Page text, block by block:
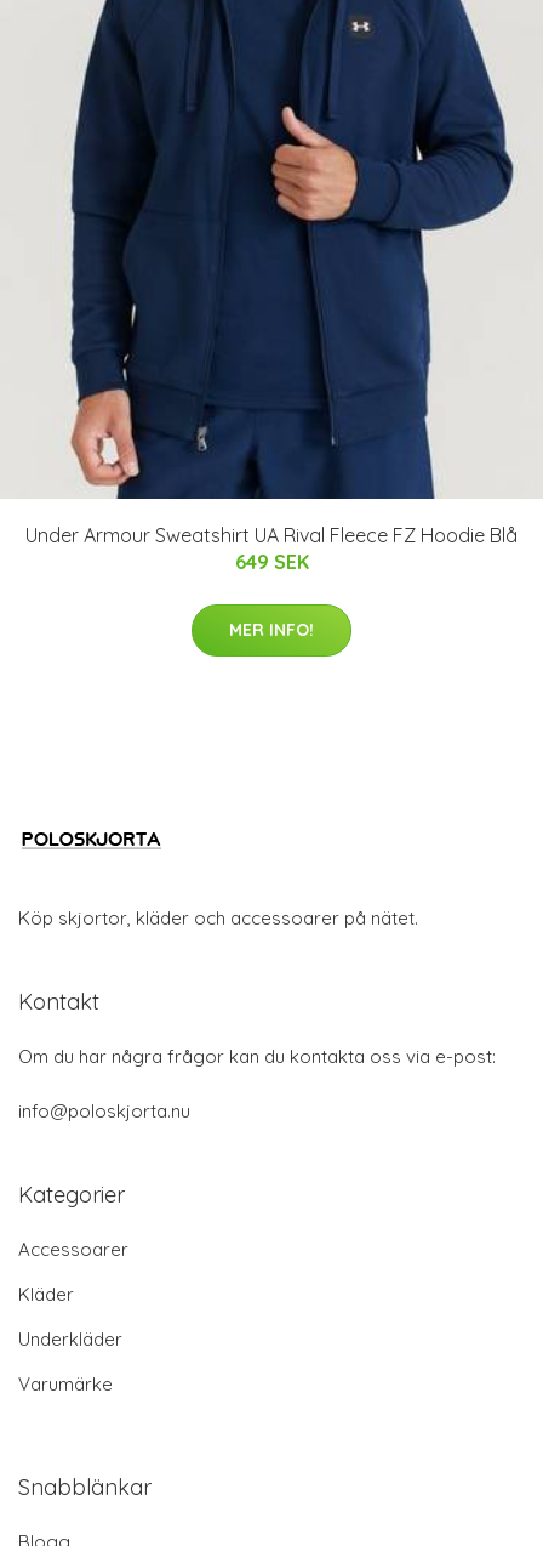
Under Armour Sweatshirt UA Rival Fleece FZ Hoodie Blå
649 SEK
MER INFO!
Köp skjortor, kläder och accessoarer på nätet.
Kontakt
Om du har några frågor kan du kontakta oss via e-post:
info@poloskjorta.nu
Kategorier
Accessoarer
Kläder
Underkläder
Varumärke
Snabblänkar